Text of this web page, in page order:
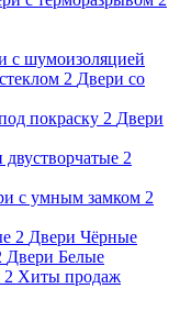
с шумоизоляцией
Двери со
Двери
Двери Чёрные
Двери Белые
Хиты продаж